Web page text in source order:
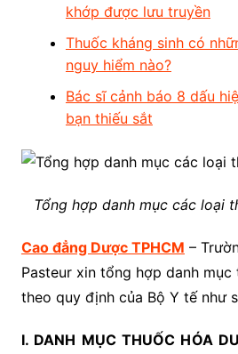
khớp được lưu truyền
Thuốc kháng sinh có
nguy hiểm nào?
Bác sĩ cảnh báo 8 dấu
bạn thiếu sắt
Tổng hợp danh mục các loại
Cao đẳng Dược TPHCM –
Pasteur xin tổng hợp danh
theo quy định của Bộ Y tế như
I. DANH MỤC THUỐC HÓA